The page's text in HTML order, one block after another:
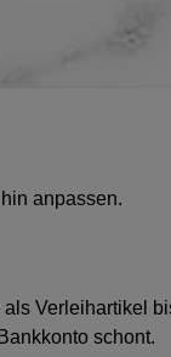
anpassen.
Verleihartikel
schont.